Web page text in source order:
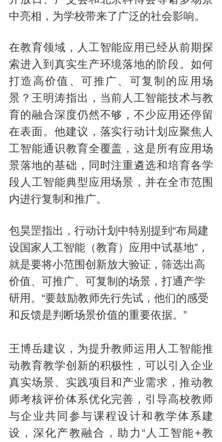
中亮相，为学校带来了广泛的社会影响。
在教育领域，人工智能应用已经从前期探
索进入到真实生产环境落地的阶段。如何
打造高价值、可推广、可复制的应用场
景？王明涛指出，当前人工智能技术与教
育的融合深度仍然不够，不少应用还停留
在表面。他建议，落实行动计划应聚焦人
工智能通识教育全覆盖，这是所有应用场
景落地的基础，同时注重遴选和培育各学
段人工智能典型应用场景，并在全市范围
内进行复制和推广。
包昊罡指出，行动计划中特别提到“布局建
设国家人工智能（教育）应用中试基地”，
就是要将小范围创新放大验证，筛选出高
价值、可推广、可复制的场景，打通产学
研用。“要鼓励教师先行先试，他们的感受
和反馈是判断场景价值的重要依据。”
王博岳建议，为提升教师运用人工智能推
动教育教学创新的积极性，可以引入企业
真实场景、实践项目和产业需求，推动教
师考核评价体系优化完善，引导高校教师
与企业共同参与课程设计和教学体系建
设，深化产教融合，助力“人工智能+教